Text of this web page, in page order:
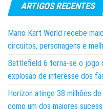
ARTIGOS RECENTES
Mario Kart World recebe
circuitos, personagens e
Battlefield 6 torna-se o jogo
explosão de interesse dos
Horizon atinge 38 milhões
como um dos maiores